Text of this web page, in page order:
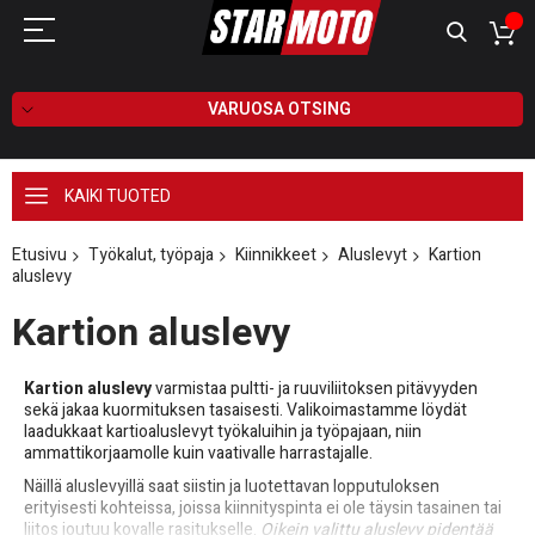
VARUOSA OTSING
KAIKI TUOTED
Etusivu Työkalut, työpaja Kiinnikkeet Aluslevyt
Kartion
aluslevy
Kartion aluslevy
Kartion aluslevyvarmistaa pultti- ja ruuviliitoksen pitävyyden
sekä jakaa kuormituksen tasaisesti. Valikoimastamme löydät
laadukkaat kartioaluslevyt työkaluihin ja työpajaan, niin
ammattikorjaamolle kuin vaativalle harrastajalle.
Näillä aluslevyillä saat siistin ja luotettavan lopputuloksen
erityisesti kohteissa, joissa kiinnityspinta ei ole täysin tasainen tai
liitos joutuu kovalle rasitukselle. Oikein valittu aluslevy pidentää